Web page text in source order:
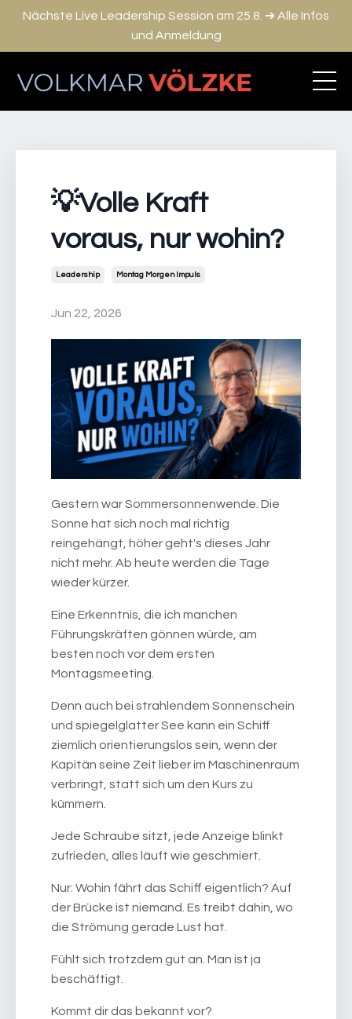
Nächste Live Leadership Session am 25.8. ➔ Alle Infos
und Anmeldung
💡Volle Kraft
voraus, nur wohin?
Leadership Montag Morgen Impuls
Jun 22, 2026
Gestern war Sommersonnenwende. Die
Sonne hat sich noch mal richtig
reingehängt, höher geht's dieses Jahr
nicht mehr. Ab heute werden die Tage
wieder kürzer.
Eine Erkenntnis, die ich manchen
Führungskräften gönnen würde, am
besten noch vor dem ersten
Montagsmeeting.
Denn auch bei strahlendem Sonnenschein
und spiegelglatter See kann ein Schiff
ziemlich orientierungslos sein, wenn der
Kapitän seine Zeit lieber im Maschinenraum
verbringt, statt sich um den Kurs zu
kümmern.
Jede Schraube sitzt, jede Anzeige blinkt
zufrieden, alles läuft wie geschmiert.
Nur: Wohin fährt das Schiff eigentlich? Auf
der Brücke ist niemand. Es treibt dahin, wo
die Strömung gerade Lust hat.
Fühlt sich trotzdem gut an. Man ist ja
beschäftigt.
Kommt dir das bekannt vor?